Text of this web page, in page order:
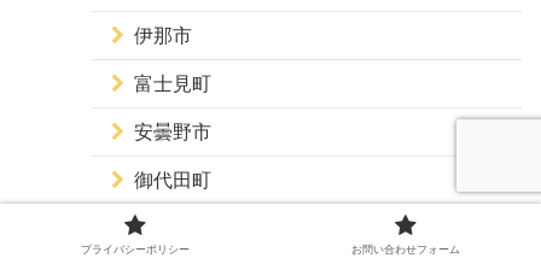
伊那市
富士見町
安曇野市
御代田町
佐久穂町
プライバシーポリシー お問い合わせフォーム